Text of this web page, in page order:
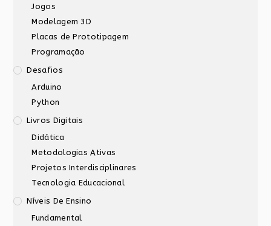
Jogos
Modelagem 3D
Placas de Prototipagem
Programação
Desafios
Arduino
Python
Livros Digitais
Didática
Metodologias Ativas
Projetos Interdisciplinares
Tecnologia Educacional
Níveis De Ensino
Fundamental